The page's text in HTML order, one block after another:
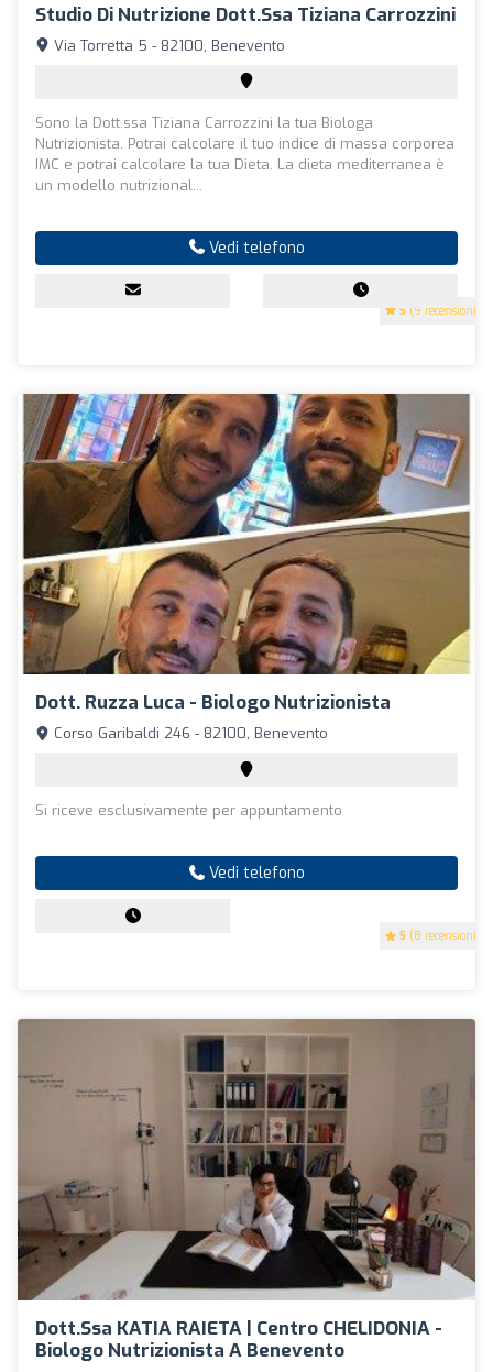
Studio Di Nutrizione Dott.ssa Tiziana Carrozzini
5 (9 recensioni)
Via Torretta 5 - 82100, Benevento
Sono la Dott.ssa Tiziana Carrozzini la tua Biologa
Nutrizionista. Potrai calcolare il tuo indice di massa corporea
IMC e potrai calcolare la tua Dieta. La dieta mediterranea è
un modello nutrizional...
Vedi telefono
Dott. Ruzza Luca - Biologo Nutrizionista
5 (8 recensioni)
Corso Garibaldi 246 - 82100, Benevento
Si riceve esclusivamente per appuntamento
Vedi telefono
Dott.ssa KATIA RAIETA | Centro CHELIDONIA -
Biologo Nutrizionista A Benevento